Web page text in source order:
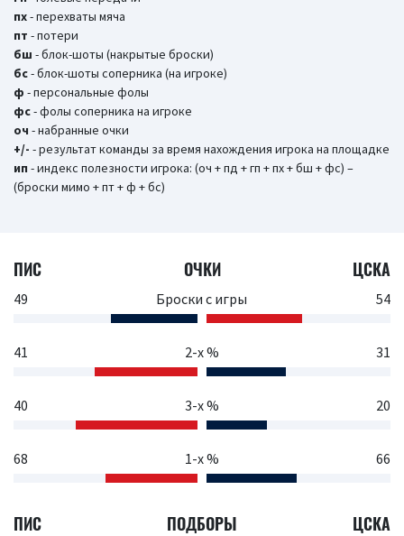
пх- перехваты мяча
пт - потери
бш - блок-шоты (накрытые броски)
бc- блок-шоты соперника (на игроке)
ф - персональные фолы
фс- фолы соперника на игроке
оч - набранные очки
+/- - результат команды за время нахождения игрока на площадке
ип - индекс полезности игрока: (оч + пд + гп + пх + бш + фс) –
(броски мимо + пт + ф + бс)
ПИС ОЧКИ ЦСКА
49 Броски с игры 54
41 2-х % 31
40 3-х % 20
68 1-х % 66
ПИС ПОДБОРЫ ЦСКА